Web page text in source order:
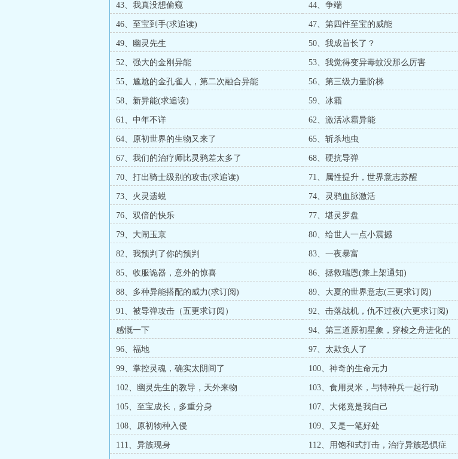
43、我真没想偷窥 44、争端
46、至宝到手(求追读) 47、第四件至宝的威能
49、幽灵先生 50、我成首长了？
52、强大的金刚异能 53、我觉得变异毒蚊没那么厉害
55、尴尬的金孔雀人，第二次融合异能 56、第三级力量阶梯
58、新异能(求追读) 59、冰霜
61、中年不详 62、激活冰霜异能
64、原初世界的生物又来了 65、斩杀地虫
67、我们的治疗师比灵鸦差太多了 68、硬抗导弹
70、打出骑士级别的攻击(求追读) 71、属性提升，世界意志苏醒
73、火灵遗蜕 74、灵鸦血脉激活
76、双倍的快乐 77、堪灵罗盘
79、大闹玉京 80、给世人一点小震撼
82、我预判了你的预判 83、一夜暴富
85、收服诡器，意外的惊喜 86、拯救瑞恩(兼上架通知)
88、多种异能搭配的威力(求订阅) 89、大夏的世界意志(三更求订阅)
91、被导弹攻击（五更求订阅） 92、击落战机，仇不过夜(六更求订阅)
感慨一下 94、第三道原初星象，穿梭之舟进化的
96、福地 97、太欺负人了
99、掌控灵魂，确实太阴间了 100、神奇的生命元力
102、幽灵先生的教导，天外来物 103、食用灵米，与特种兵一起行动
105、至宝成长，多重分身 107、大佬竟是我自己
108、原初物种入侵 109、又是一笔好处
111、异族现身 112、用饱和式打击，治疗异族恐惧症